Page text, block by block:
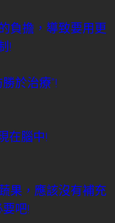
負擔，導致要用更
!
於治療"!
在腦中!
果，應該沒有補充
吧!